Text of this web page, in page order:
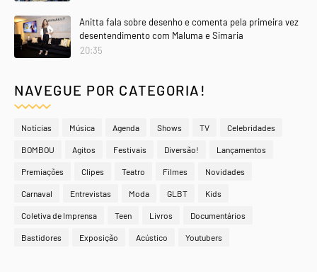
Anitta fala sobre desenho e comenta pela primeira vez
desentendimento com Maluma e Simaria
20:35
NAVEGUE POR CATEGORIA!
Notícias Música Agenda Shows TV Celebridades
BOMBOU Agitos Festivais Diversão! Lançamentos
Premiações Clipes Teatro Filmes Novidades
Carnaval Entrevistas Moda GLBT Kids
Coletiva de Imprensa Teen Livros Documentários
Bastidores Exposição Acústico Youtubers